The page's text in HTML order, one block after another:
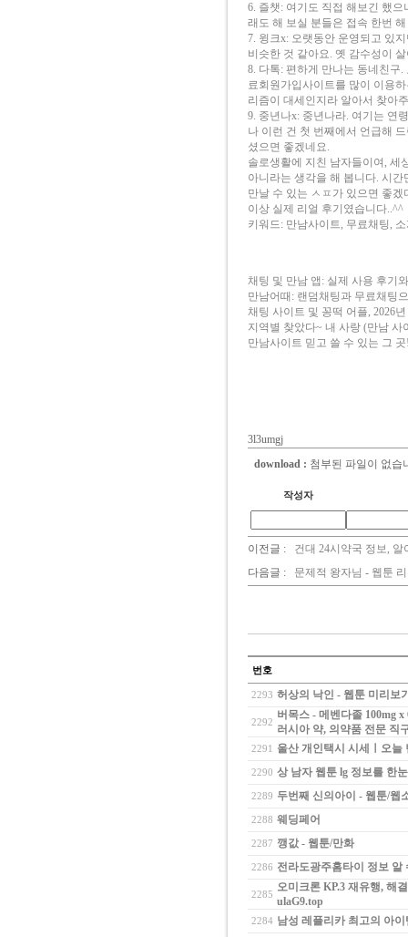
6. 즐챗: 여기도 직접 해보긴 했
래도 해 보실 분들은 접속 한번
7. 윙크x: 오랫동안 운영되고 있
비슷한 것 같아요. 옛 감수성이
8. 다톡: 편하게 만나는 동네친구
료회원가입사이트를 많이 이용
리즘이 대세인지라 알아서 찾아
9. 중년나x: 중년나라. 여기는 연
나 이런 건 첫 번째에서 언급해
셨으면 좋겠네요.
솔로생활에 지친 남자들이여, 세
아니라는 생각을 해 봅니다. 시
만날 수 있는 ㅅㅍ가 있으면 좋
이상 실제 리얼 후기였습니다..^^
키워드: 만남사이트, 무료채팅,
채팅 및 만남 앱: 실제 사용 후기
만남어때: 랜덤채팅과 무료채팅
채팅 사이트 및 꽁떡 어플, 2026
지역별 찾았다~ 내 사랑 (만남 사
만남사이트 믿고 쓸 수 있는 그
3l3umgj
download : 첨부된 파일이 없습
작성자
이전글 : 건대 24시약국 정보,
다음글 : 문제적 왕자님 - 웹툰
번호
2293 허상의 낙인 - 웹툰 미리보
2292
버목스 - 메벤다졸 100mg
러시아 약, 의약품 전문 직
2291 울산 개인택시 시세ㅣ오늘
2290 상 남자 웹툰 lg 정보를 한
2289 두번째 신의아이 - 웹툰/웹
2288 웨딩페어
2287 깽값 - 웹툰/만화
2286 전라도광주홈타이 정보 알
2285
오미크론 KP.3 재유행, 해
ulaG9.top
2284 남성 레플리카 최고의 아